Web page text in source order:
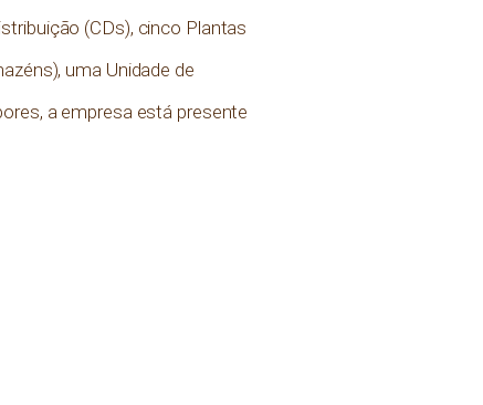
(CDs), cinco Plantas
uma Unidade de
a empresa está presente